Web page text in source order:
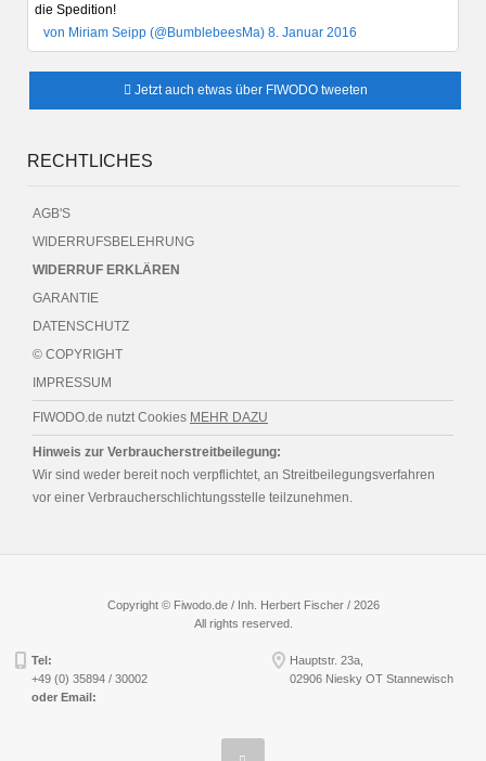
die Spedition!
von Miriam Seipp (@BumblebeesMa) 8. Januar 2016
Jetzt auch etwas über FIWODO tweeten
RECHTLICHES
AGB'S
WIDERRUFSBELEHRUNG
WIDERRUF ERKLÄREN
GARANTIE
DATENSCHUTZ
© COPYRIGHT
IMPRESSUM
FIWODO.de nutzt Cookies MEHR DAZU
Hinweis zur Verbraucherstreitbeilegung:
Wir sind weder bereit noch verpflichtet, an Streitbeilegungsverfahren
vor einer Verbraucherschlichtungsstelle teilzunehmen.
Copyright © Fiwodo.de / Inh. Herbert Fischer / 2026
All rights reserved.
Tel:
+49 (0) 35894 / 30002
oder Email:
Hauptstr. 23a,
02906 Niesky OT Stannewisch